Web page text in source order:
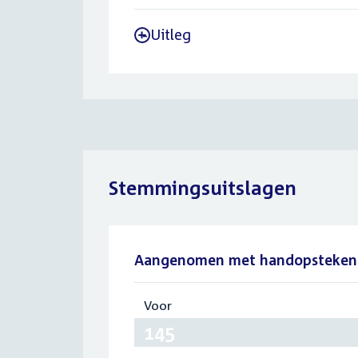
- Uitleg
Stemmingsuitslagen
Aangenomen met handopsteken
Voor
145